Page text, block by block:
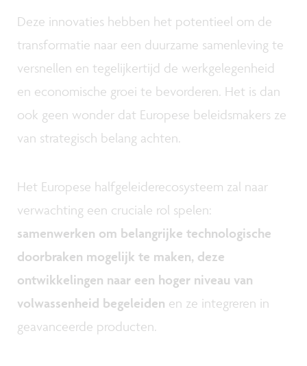
Deze innovaties hebben het potentieel om de
transformatie naar een duurzame samenleving te
versnellen en tegelijkertijd de werkgelegenheid
en economische groei te bevorderen. Het is dan
ook geen wonder dat Europese beleidsmakers ze
van strategisch belang achten.
Het Europese halfgeleiderecosysteem zal naar
verwachting een cruciale rol spelen:
samenwerken om belangrijke technologische
doorbraken mogelijk te maken, deze
ontwikkelingen naar een hoger niveau van
volwassenheid begeleiden en ze integreren in
geavanceerde producten.